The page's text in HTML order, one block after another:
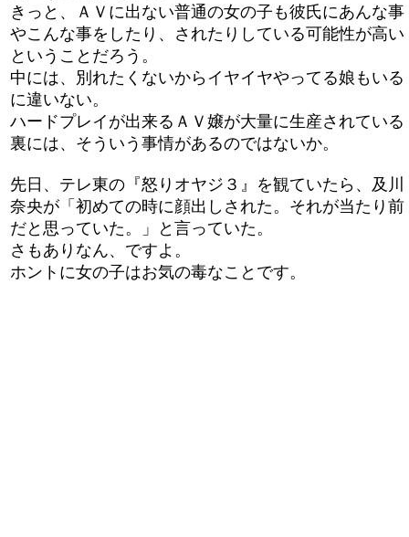
きっと、ＡＶに出ない普通の女の子も彼氏にあんな事
やこんな事をしたり、されたりしている可能性が高い
ということだろう。
中には、別れたくないからイヤイヤやってる娘もいる
に違いない。
ハードプレイが出来るＡＶ嬢が大量に生産されている
裏には、そういう事情があるのではないか。
先日、テレ東の『怒りオヤジ３』を観ていたら、及川
奈央が「初めての時に顔出しされた。それが当たり前
だと思っていた。」と言っていた。
さもありなん、ですよ。
ホントに女の子はお気の毒なことです。